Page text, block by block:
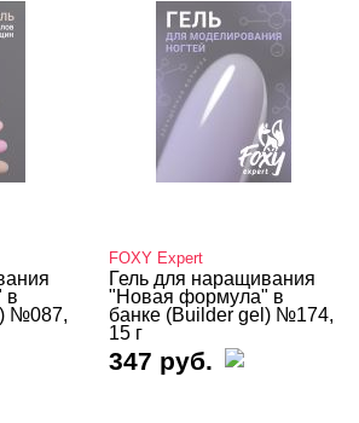
в
№087,
FOXY Expert
Гель для наращивания
"Новая формула" в
банке (Builder gel) №174,
15 г
347 руб.